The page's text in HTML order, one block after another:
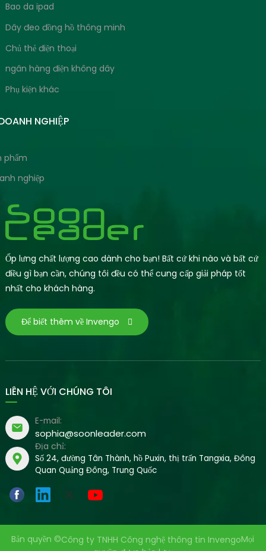
Bao da ipad
Dây đeo đồng hồ thông minh
Chủ thẻ điện thoại
ngân hàng điện không dây
Phụ kiện khác
NGHIỆP
phẩm
nghiệp
Ốp lưng chất lượng cao dành cho bạn! Bất cứ khi nào và bất cứ
điều gì bạn cần, chúng tôi đều có thể cung cấp giải pháp tốt
nhất cho khách hàng.
Để biết thêm về Invengo
LIÊN HỆ VỚI CHÚNG TÔI
E-mail:
sophia@soonleader.com
Địa chỉ:
Số 24, đường Tân Thành, hồ Puxin, thị trấn Tangxia, Đông
Quan Quảng Đông, Trung Quốc
Bản quyền ©Công ty TNHH Công nghệ thông tin InvengoMọi